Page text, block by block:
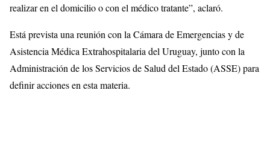
realizar en el domicilio o con el médico tratante”, aclaró.
Está prevista una reunión con la Cámara de Emergencias y de
Asistencia Médica Extrahospitalaria del Uruguay, junto con la
Administración de los Servicios de Salud del Estado (ASSE) para
definir acciones en esta materia.